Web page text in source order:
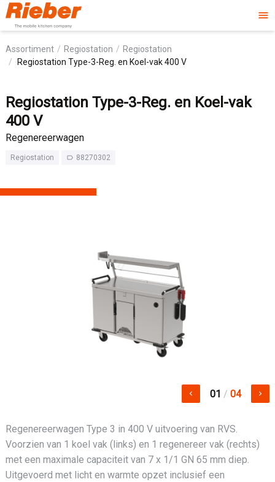
menu
Assortiment Regiostation
Regiostation
Regiostation Type-3-Reg. en Koel-vak 400 V
Regiostation Type-3-Reg. en Koel-vak
400 V
Regenereerwagen
Regiostation label_outline 88270302
keyboard_arrow_left 01 / 04 keyboard_arrow_right
Regenereerwagen Type 3 in 400 V uitvoering van RVS.
Voorzien van 1 koel vak (links) en 1 regenereer vak (rechts)
met een maximale capaciteit van 7 x 1/1 GN 65 mm diep.
Uitgevoerd met licht en warmte opzet inclusief een